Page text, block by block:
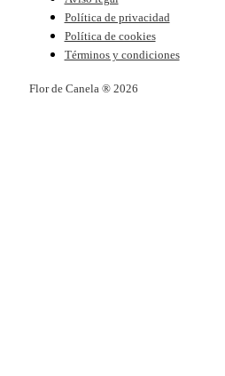
Política de privacidad
Política de cookies
Términos y condiciones
Flor de Canela ® 2026